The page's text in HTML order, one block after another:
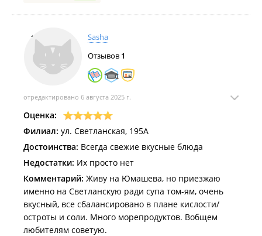
Sasha
Отзывов 1
отредактировано 6 августа 2025 г.
Оценка:
Филиал: ул. Светланская, 195А
Достоинства: Всегда свежие вкусные блюда
Недостатки: Их просто нет
Комментарий: Живу на Юмашева, но приезжаю
именно на Светланскую ради супа том-ям, очень
вкусный, все сбалансировано в плане кислости/
остроты и соли. Много морепродуктов. Вобщем
любителям советую.